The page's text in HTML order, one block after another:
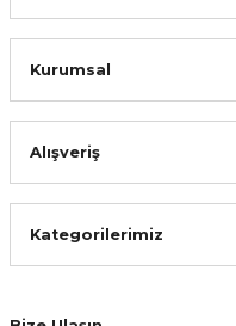
Kurumsal
Alışveriş
Kategorilerimiz